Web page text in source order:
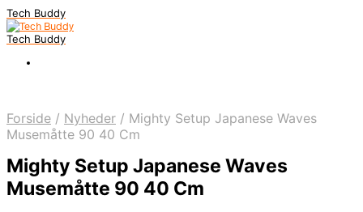
Tech Buddy
Tech Buddy
Forside / Nyheder / Mighty Setup Japanese Waves
Musemåtte 90 40 Cm
Mighty Setup Japanese Waves
Musemåtte 90 40 Cm